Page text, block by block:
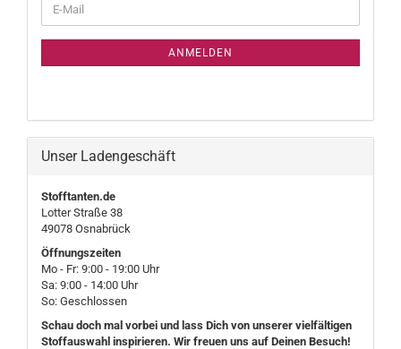
ZUR
E-
Mail
ANMELDEN
Unser Ladengeschäft
Stofftanten.de
Lotter Straße 38
49078 Osnabrück
Öffnungszeiten
Mo - Fr: 9:00 - 19:00 Uhr
Sa: 9:00 - 14:00 Uhr
So: Geschlossen
Schau doch mal vorbei und lass Dich von unserer vielfältigen
Stoffauswahl inspirieren. Wir freuen uns auf Deinen Besuch!